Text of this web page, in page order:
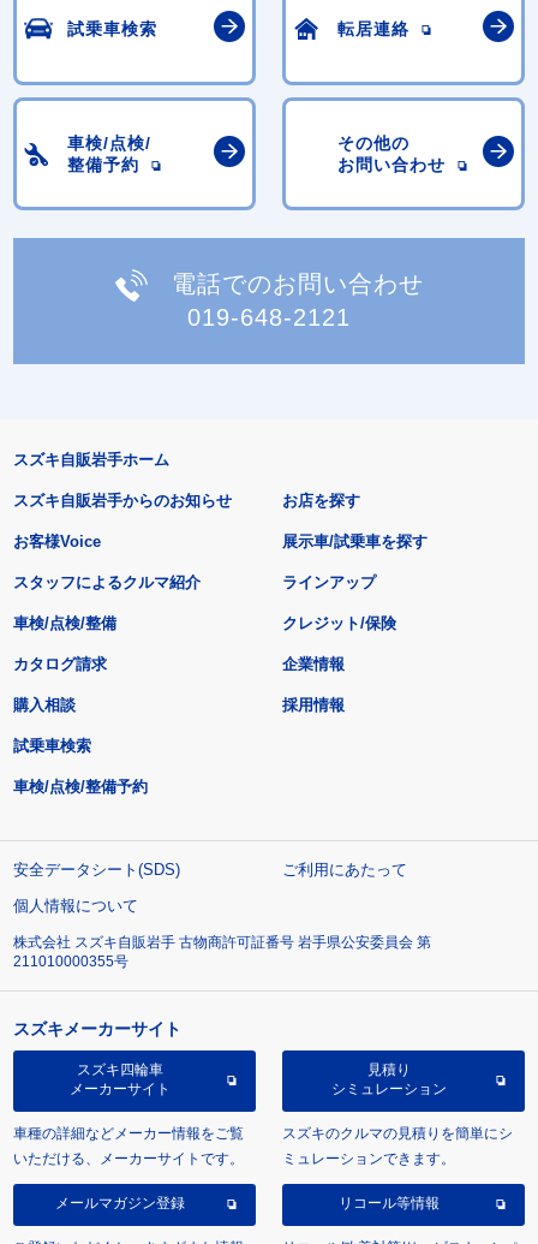
試乗車検索 転居連絡
車検/点検/
整備予約
その他の
お問い合わせ
電話でのお問い合わせ
019-648-2121
スズキ自販岩手ホーム
スズキ自販岩手からのお知らせ
お客様Voice
スタッフによるクルマ紹介
お店を探す
展示車/試乗車を探す
ラインアップ
車検/点検/整備 クレジット/保険
カタログ請求
購入相談
試乗車検索
車検/点検/整備予約
企業情報
採用情報
安全データシート(SDS)
ご利用にあたって
個人情報について
株式会社 スズキ自販岩手 古物商許可証番号 岩手県公安委員会 第
211010000355号
スズキメーカーサイト
スズキ四輪車
メーカーサイト
車種の詳細などメーカー情報をご覧
いただける、メーカーサイトです。
見積り
シミュレーション
スズキのクルマの見積りを簡単にシ
ミュレーションできます。
メールマガジン登録 リコール等情報